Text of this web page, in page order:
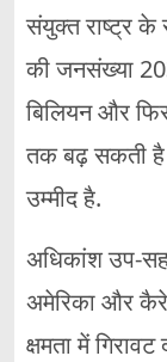
संयुक्त राष्ट्र के
की जनसंख्या
बिलियन और
तक बढ़ सकती
उम्मीद है.
अधिकांश उप-
अमेरिका और
क्षमता में